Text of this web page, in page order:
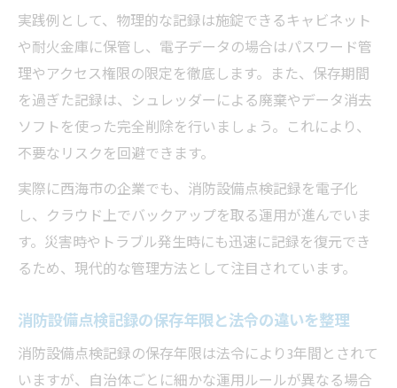
押さえておくべき点検書類の扱い方
消防設備点検で必要な書類の整理方法
点検票や維持台帳の扱い方と保存ルール
消防設備点検書類の提出と保管のポイント
点検書類の電子化と紙保存のメリット比較
社内で共有する消防設備点検書類管理法
実践例として、物理的な記録は施錠できるキャビネット
や耐火金庫に保管し、電子データの場合はパスワード管
理やアクセス権限の限定を徹底します。また、保存期間
を過ぎた記録は、シュレッダーによる廃棄やデータ消去
ソフトを使った完全削除を行いましょう。これにより、
不要なリスクを回避できます。
実際に西海市の企業でも、消防設備点検記録を電子化
し、クラウド上でバックアップを取る運用が進んでいま
す。災害時やトラブル発生時にも迅速に記録を復元でき
るため、現代的な管理方法として注目されています。
消防設備点検記録の保存年限と法令の違いを整理
消防設備点検記録の保存年限は法令により3年間とされて
いますが、自治体ごとに細かな運用ルールが異なる場合